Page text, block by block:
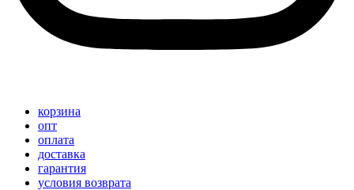
корзина
опт
оплата
доставка
гарантия
условия возврата